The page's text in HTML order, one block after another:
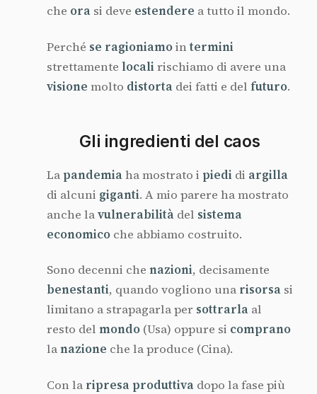
che ora si deve estendere a tutto il mondo.
Perché se ragioniamointermini
strettamente localirischiamo di avere una
visione molto distorta dei fatti e del futuro.
Gli ingredienti del caos
La pandemiaha mostrato i piedi di argilla
di alcuni giganti. A mio parere ha mostrato
anche lavulnerabilità del sistema
economico che abbiamo costruito.
Sono decenni che nazioni, decisamente
benestanti, quando vogliono una risorsa si
limitano a strapagarla per sottrarla al
resto del mondo (Usa) oppure si comprano
lanazione che la produce (Cina).
Con la ripresa produttiva dopo la fase più